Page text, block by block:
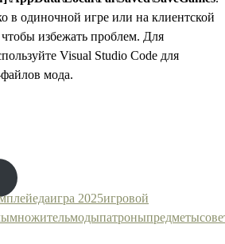
в одиночной игре или на клиентской
чтобы избежать проблем. Для
Visual Studio Code для
мода.
едаигра 2025игровой
множительмодыпатроныпредметы